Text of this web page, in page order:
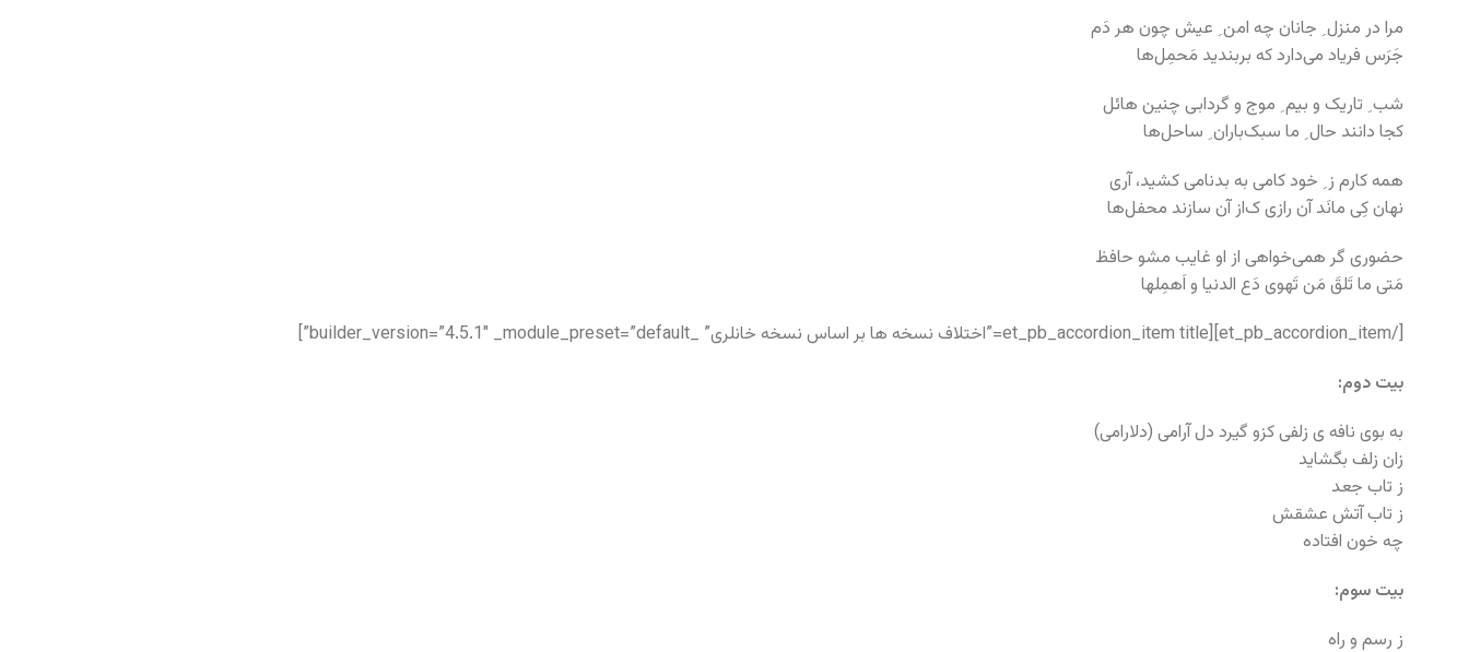
مرا در منزل ِ جانان چه امن ِ عیش چون هر دَم
جَرَس فریاد می‌دارد که بربندید مَحمِل‌ها
شب ِ تاریک و بیم ِ موج و گردابی چنین هائل
کجا دانند حال ِ ما سبک‌باران ِ ساحل‌ها
همه کارم ز ِ خود کامی به بدنامی کشید، آری
نهان کِی مانَد آن رازی ک‌از آن سازند محفل‌ها
حضوری گر همی‌خواهی از او غایب مشو حافظ
مَتی ما تَلقَ مَن تَهوی دَع الدنیا و اَهمِلها
[/et_pb_accordion_item][et_pb_accordion_item title=”اختلاف نسخه ها بر اساس نسخه خانلری” _builder_version=”4.5.1″ _module_preset=”default”]
بیت دوم:
به بوی نافه ی زلفی کزو گیرد دل آرامی (دلارامی)
زان زلف بگشاید
ز تاب جعد
ز تاب آتش عشقش
چه خون افتاده
بیت سوم:
ز رسم و راه